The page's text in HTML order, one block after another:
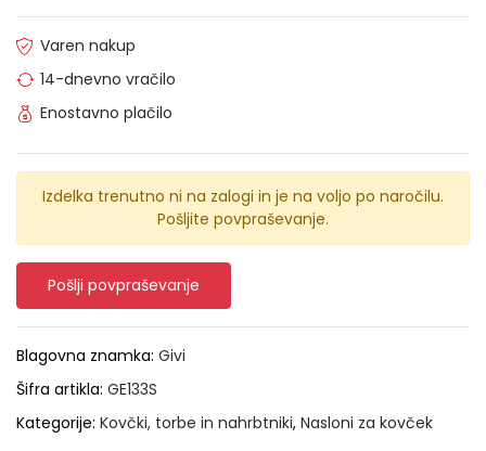
Varen nakup
14-dnevno vračilo
Enostavno plačilo
Izdelka trenutno ni na zalogi in je na voljo po naročilu.
Pošljite povpraševanje.
Pošlji povpraševanje
Blagovna znamka: Givi
Šifra artikla: GE133S
Kategorije: Kovčki, torbe in nahrbtniki, Nasloni za kovček